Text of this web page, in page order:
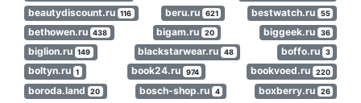
beautydiscount.ru 116 beru.ru 621 bestwatch.ru 55
bethowen.ru 438 bigam.ru 20 biggeek.ru 36
biglion.ru 149 blackstarwear.ru 48 boffo.ru 3
boltyn.ru 1 book24.ru 974 bookvoed.ru 220
boroda.land 20 bosch-shop.ru 4 boxberry.ru 26